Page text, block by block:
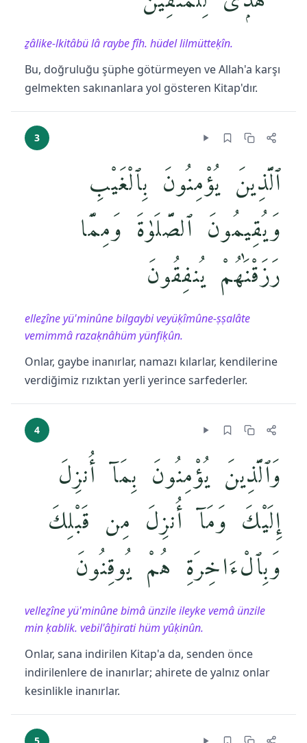
ẕâlike-lkitâbü lâ raybe fîh. hüdel lilmütteḳîn.
Bu, doğruluğu şüphe götürmeyen ve Allah'a karşı
gelmekten sakınanlara yol gösteren Kitap'dır.
3
ٱلَّذِينَ يُؤْمِنُونَ بِٱلْغَيْبِ
وَيُقِيمُونَ ٱلصَّلَوٰةَ وَمِمَّا
رَزَقْنَٰهُمْ يُنفِقُونَ
elleẕîne yü'minûne bilgaybi veyüḳîmûne-ṣṣalâte
vemimmâ razaḳnâhüm yünfiḳûn.
Onlar, gaybe inanırlar, namazı kılarlar, kendilerine
verdiğimiz rızıktan yerli yerince sarfederler.
4
وَٱلَّذِينَ يُؤْمِنُونَ بِمَآ أُنزِلَ
إِلَيْكَ وَمَآ أُنزِلَ مِن قَبْلِكَ
وَبِٱلْءَاخِرَةِ هُمْ يُوقِنُونَ
velleẕîne yü'minûne bimâ ünzile ileyke vemâ ünzile
min ḳablik. vebil'âḫirati hüm yûḳinûn.
Onlar, sana indirilen Kitap'a da, senden önce
indirilenlere de inanırlar; ahirete de yalnız onlar
kesinlikle inanırlar.